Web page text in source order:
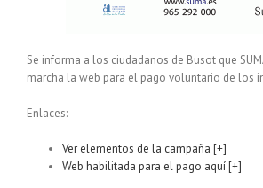
Se informa a los ciudadanos de Busot que
marcha la web para el pago voluntario de los
Enlaces:
Ver elementos de la campaña [+]
Web habilitada para el pago aquí [+]